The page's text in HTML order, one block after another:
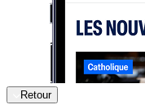
Retour